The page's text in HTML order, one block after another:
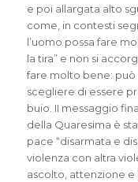
e poi allargata alto
come, in contesti
l’uomo possa fare
la tira” e non si
fare molto bene: può
scegliere di essere
buio. II messaggio
della Quaresima è
pace “disarmata e
violenza con altra
ascolto, attenzione e